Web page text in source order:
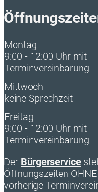
Montag
9:00 - 12:00 Uhr mit
Terminvereinbarung
Mittwoch
keine Sprechzeit
Freitag
9:00 - 12:00 Uhr mit
Terminvereinbarung
Der Bürgerservice
Öffnungszeiten OHNE
vorherige